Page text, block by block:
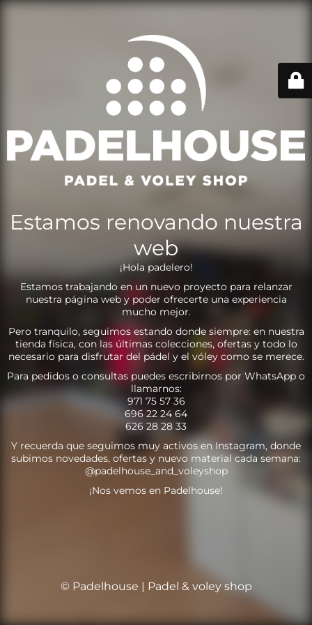
Estamos renovando nuestra
web
¡Hola padelero!
Estamos trabajando en un nuevo proyecto para relanzar
nuestra página web y poder ofrecerte una experiencia
mucho mejor.
Pero tranquilo, seguimos estando donde siempre: en nuestra
tienda física, con las últimas colecciones, ofertas y todo lo
necesario para disfrutar del pádel y el vóley como se merece.
Para pedidos o consultas puedes escribirnos por WhatsApp o
llamarnos:
971 75 57 36
696 22 24 64
626 28 28 33
Y recuerda que seguimos muy activos en Instagram, donde
subimos novedades, ofertas y nuevo material cada semana:
@padelhouse_and_voleyshop
¡Nos vemos en Padelhouse!
© Padelhouse | Padel & voley shop